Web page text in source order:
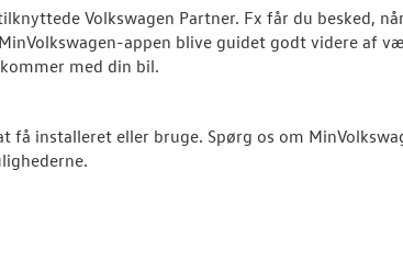
Volkswagen Partner. Fx får du besked,
appen blive guidet godt videre af
med din bil.
få installeret eller bruge. Spørg os om